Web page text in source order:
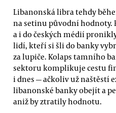
Libanonská libra tehdy
na setinu původní hodnoty.
a i do českých médií
lidí, kteří si šli do banky
za lupiče. Kolaps tamního
sektoru komplikuje cestu
i dnes — ačkoliv už naštěstí
libanonské banky obejít a
aniž by ztratily hodnotu.